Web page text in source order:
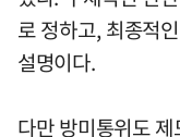
로 정하고, 최종적
설명이다.
다만 방미통위도